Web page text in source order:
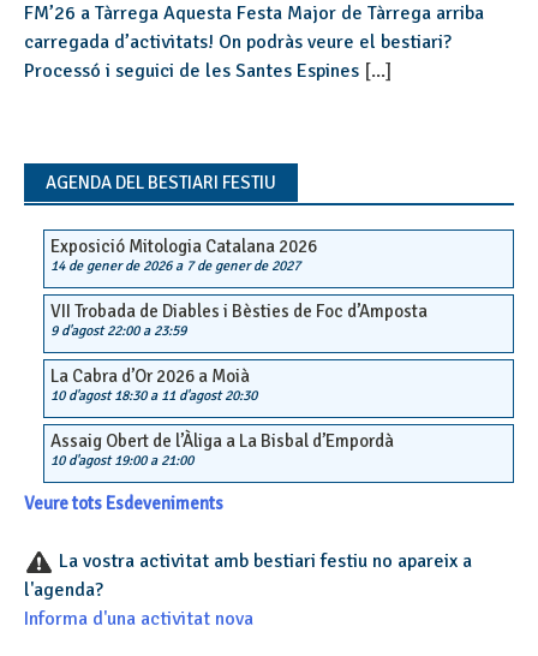
FM’26 a Tàrrega Aquesta Festa Major de Tàrrega arriba
carregada d’activitats! On podràs veure el bestiari?
Processó i seguici de les Santes Espines [...]
AGENDA DEL BESTIARI FESTIU
Exposició Mitologia Catalana 2026
14 de gener de 2026a 7 de gener de 2027
VII Trobada de Diables i Bèsties de Foc d’Amposta
9 d'agost 22:00a 23:59
La Cabra d’Or 2026 a Moià
10 d'agost 18:30a 11 d'agost 20:30
Assaig Obert de l’Àliga a La Bisbal d’Empordà
10 d'agost 19:00a 21:00
Veure tots Esdeveniments
La vostra activitat amb bestiari festiu no apareix a
l'agenda?
Informa d'una activitat nova